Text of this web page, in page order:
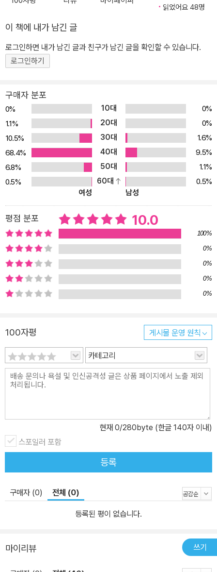
읽었어요 48명
이 책에 내가 남긴 글
로그인하면 내가 남긴 글과 친구가 남긴 글을 확인할 수 있습니다.
로그인하기
구매자 분포
0% 10대
0%
1.1%
20대
0%
10.5%
30대
1.6%
68.4%
40대
9.5%
6.8%
50대
1.1%
0.5%
60대
0.5%
여성
남성
평점 분포 10.0
100%
0%
0%
0%
0%
100자평 게시물 운영 원칙
카테고리
현재 0/280byte (한글 140자 이내)
스포일러 포함
등록
구매자 (0) 전체 (0)
등록된 평이 없습니다.
마이리뷰 쓰기